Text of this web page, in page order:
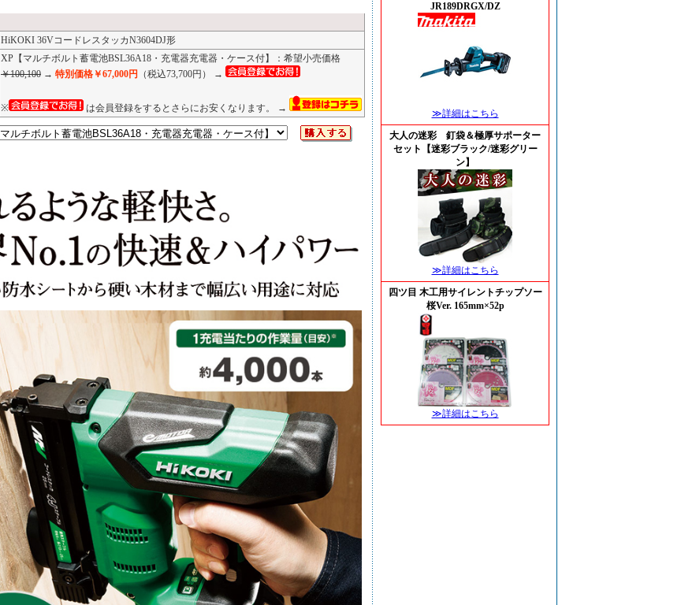
HiKOKI 36VコードレスタッカN3604DJ形
XP【マルチボルト蓄電池BSL36A18・充電器充電器・ケース付】：希望小売価格
￥100,100 → 特別価格￥67,000円 （税込73,700円） →
※ は会員登録をするとさらにお安くなります。 →
JR189DRGX/DZ
≫詳細はこちら
大人の迷彩 釘袋＆極厚サポーター
セット【迷彩ブラック/迷彩グリー
ン】
≫詳細はこちら
四ツ目 木工用サイレントチップソー
桜Ver. 165mm×52p
≫詳細はこちら